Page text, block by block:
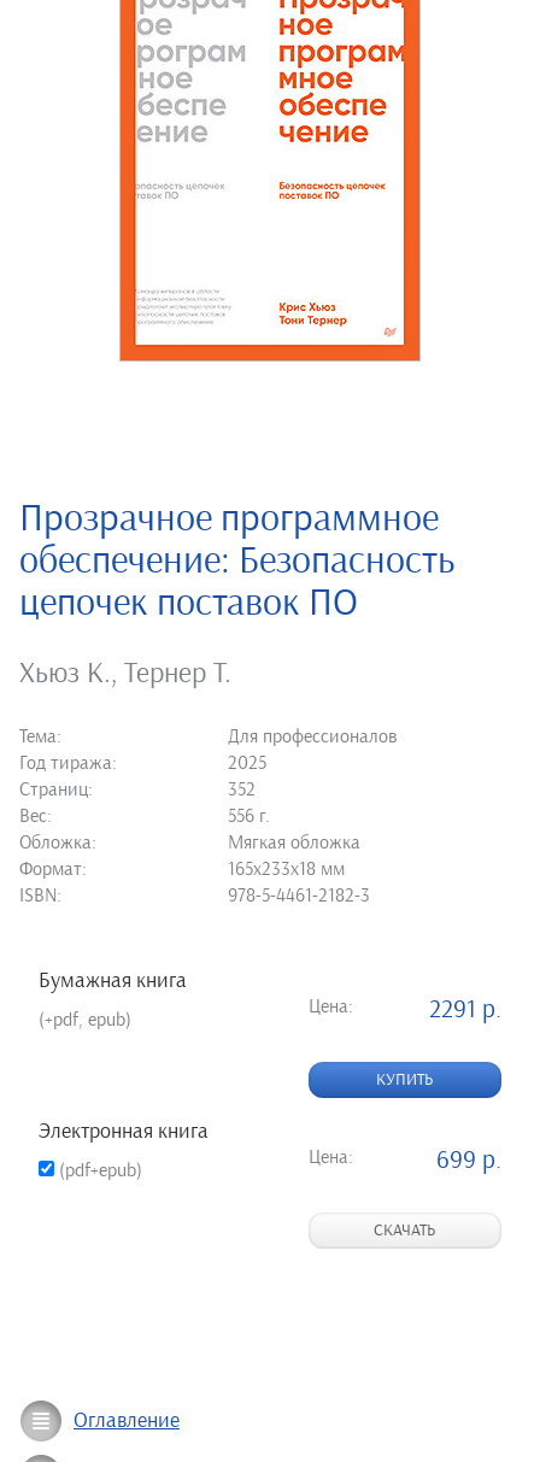
Прозрачное программное
обеспечение: Безопасность
цепочек поставок ПО
Хьюз К., Тернер Т.
Тема:
Для профессионалов
Год тиража:
2025
Страниц:
352
Вес:
556 г.
Обложка:
Мягкая обложка
Формат:
165х233х18 мм
ISBN:
978-5-4461-2182-3
Бумажная книга
(+pdf, epub)
Цена: 2291 р.
КУПИТЬ
Электронная книга
(pdf+epub)
Цена: 699 р.
СКАЧАТЬ
Оглавление